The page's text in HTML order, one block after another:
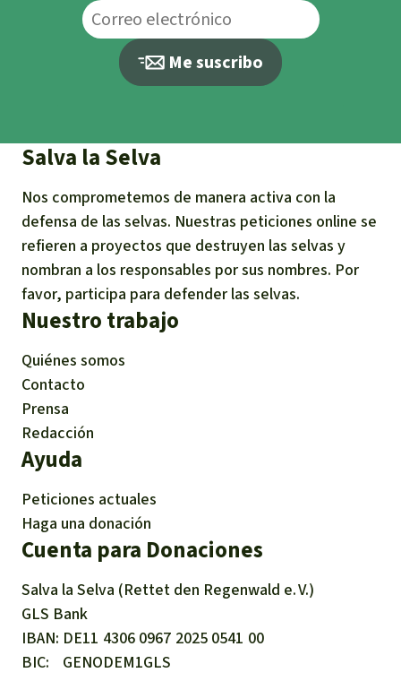
Me suscribo
Salva la Selva
Nos comprometemos de manera activa con la
defensa de las selvas. Nuestras peticiones online se
refieren a proyectos que destruyen las selvas y
nombran a los responsables por sus nombres. Por
favor, participa para defender las selvas.
Nuestro trabajo
Quiénes somos
Contacto
Prensa
Redacción
Ayuda
Peticiones actuales
Haga una donación
Cuenta para Donaciones
Salva la Selva (Rettet den Regenwald e. V.)
GLS Bank
IBAN DE11 4306 0967 2025 0541 00
BIC
GENODEM1GLS